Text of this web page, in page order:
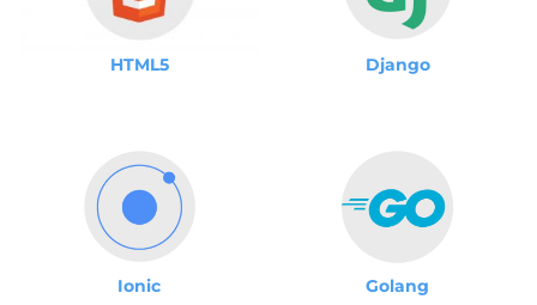
HTML5 Django
Ionic Golang